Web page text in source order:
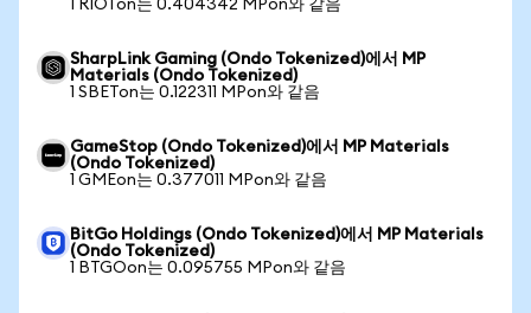
1 RIOTon는 0.404342 MPon와 같음
SharpLink Gaming (Ondo Tokenized)에서 MP
Materials (Ondo Tokenized)
1 SBETon는 0.122311 MPon와 같음
GameStop (Ondo Tokenized)에서 MP Materials
(Ondo Tokenized)
1 GMEon는 0.377011 MPon와 같음
BitGo Holdings (Ondo Tokenized)에서 MP Materials
(Ondo Tokenized)
1 BTGOon는 0.095755 MPon와 같음